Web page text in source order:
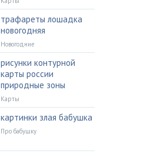
трафареты лошадка
новогодняя
Новогодние
рисунки контурной
карты россии
природные зоны
Карты
картинки злая бабушка
Про бабушку